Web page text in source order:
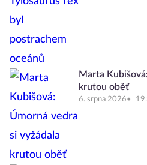
Marta
krutou oběť
6. srpna 2026